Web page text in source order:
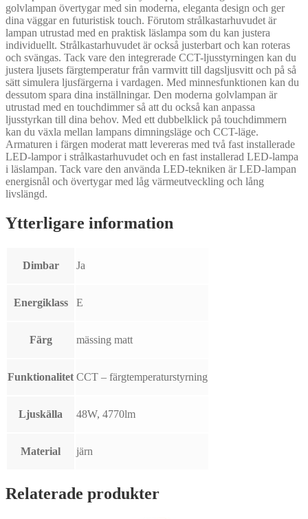
golvlampan övertygar med sin moderna, eleganta design och ger
dina väggar en futuristisk touch. Förutom strålkastarhuvudet är
lampan utrustad med en praktisk läslampa som du kan justera
individuellt. Strålkastarhuvudet är också justerbart och kan roteras
och svängas. Tack vare den integrerade CCT-ljusstyrningen kan du
justera ljusets färgtemperatur från varmvitt till dagsljusvitt och på så
sätt simulera ljusfärgerna i vardagen. Med minnesfunktionen kan du
dessutom spara dina inställningar. Den moderna golvlampan är
utrustad med en touchdimmer så att du också kan anpassa
ljusstyrkan till dina behov. Med ett dubbelklick på touchdimmern
kan du växla mellan lampans dimningsläge och CCT-läge.
Armaturen i färgen moderat matt levereras med två fast installerade
LED-lampor i strålkastarhuvudet och en fast installerad LED-lampa
i läslampan. Tack vare den använda LED-tekniken är LED-lampan
energisnål och övertygar med låg värmeutveckling och lång
livslängd.
Ytterligare information
Dimbar Ja
Energiklass E
Färg mässing matt
Funktionalitet CCT – färgtemperaturstyrning
Ljuskälla 48W, 4770lm
Material järn
Relaterade produkter